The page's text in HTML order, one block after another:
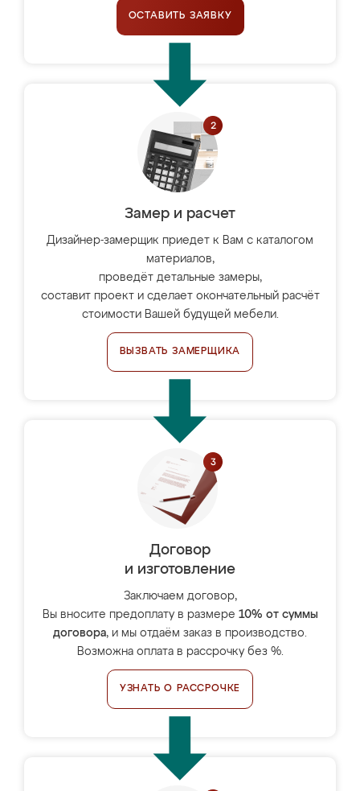
ОСТАВИТЬ ЗАЯВКУ
Замер и расчет
Дизайнер-замерщик приедет к Вам с каталогом
материалов,
проведёт детальные замеры,
составит проект и сделает окончательный расчёт
стоимости Вашей будущей мебели.
ВЫЗВАТЬ ЗАМЕРЩИКА
Договор
и изготовление
Заключаем договор,
Вы вносите предоплату в размере 10% от суммы
договора, и мы отдаём заказ в производство.
Возможна оплата в рассрочку без %.
УЗНАТЬ О РАССРОЧКЕ